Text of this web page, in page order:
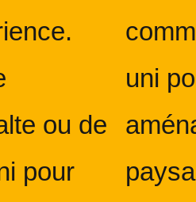
ou de
pour
uni